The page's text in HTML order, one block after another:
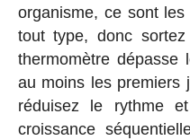
organisme, ce sont
tout type, donc
thermomètre dépasse
au moins les premiers
réduisez le rythme
croissance